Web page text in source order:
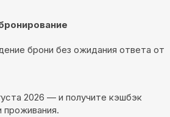
брони без ожидания ответа от
2026 — и получите кэшбэк
проживания.